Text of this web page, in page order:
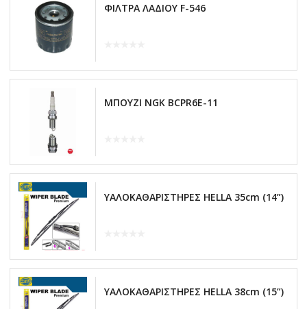
ΦΙΛΤΡΑ ΛΑΔΙΟΥ F-546
ΜΠΟΥΖΙ NGK BCPR6E-11
ΥΑΛΟΚΑΘΑΡΙΣΤΗΡΕΣ HELLA 35cm (14”)
ΥΑΛΟΚΑΘΑΡΙΣΤΗΡΕΣ HELLA 38cm (15”)